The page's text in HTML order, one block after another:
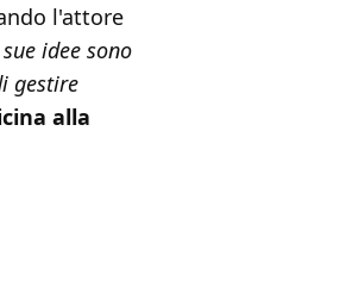
l'attore
idee sono
gestire
alla